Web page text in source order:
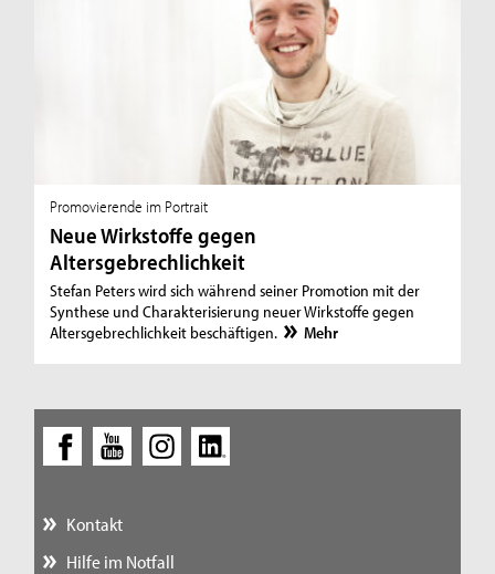
Promovierende im Portrait
Neue Wirkstoffe gegen
Altersgebrechlichkeit
Stefan Peters wird sich während seiner Promotion mit der
Synthese und Charakterisierung neuer Wirkstoffe gegen
Altersgebrechlichkeit beschäftigen.
Mehr
Kontakt
Hilfe im Notfall